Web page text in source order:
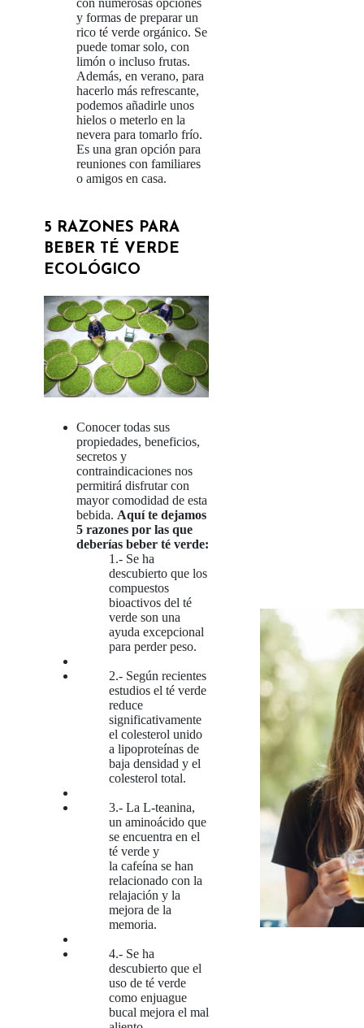
con numerosas opciones
y formas de preparar un
rico té verde orgánico. Se
puede tomar solo, con
limón o incluso frutas.
Además, en verano, para
hacerlo más refrescante,
podemos añadirle unos
hielos o meterlo en la
nevera para tomarlo frío.
Es una gran opción para
reuniones con familiares
o amigos en casa.
5 RAZONES PARA
BEBER TÉ VERDE
ECOLÓGICO
Conocer todas sus
propiedades, beneficios,
secretos y
contraindicaciones nos
permitirá disfrutar con
mayor comodidad de esta
bebida. Aquí te dejamos
5 razones por las que
deberías beber té verde:
1.- Se ha
descubierto que los
compuestos
bioactivos del té
verde son una
ayuda excepcional
para perder peso.
2.- Según recientes
estudios el té verde
reduce
significativamente
el colesterol unido
a lipoproteínas de
baja densidad y el
colesterol total.
3.- La L-teanina,
un aminoácido que
se encuentra en el
té verde y
la cafeína se han
relacionado con la
relajación y la
mejora de la
memoria.
4.- Se ha
descubierto que el
uso de té verde
como enjuague
bucal mejora el mal